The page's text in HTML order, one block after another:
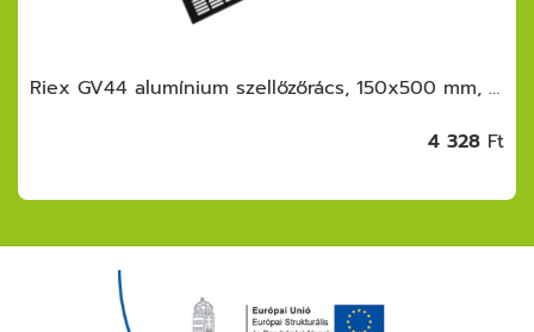
Riex GV44 alumínium szellőzőrács, 150x500 mm, matt fekete
4 328 Ft